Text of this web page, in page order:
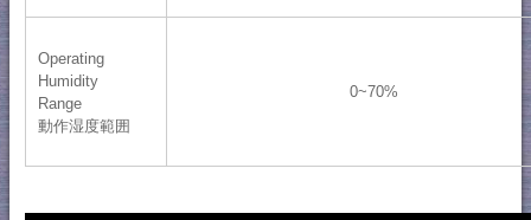
Operating
Humidity
Range
動作湿度範囲
0~70%